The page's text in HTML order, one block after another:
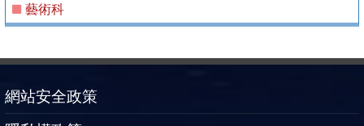
藝術科
網站安全政策